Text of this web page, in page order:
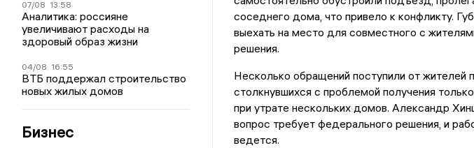
07/08 13:58
Аналитика: россияне
увеличивают расходы на
здоровый образ жизни
04/08 16:55
ВТБ поддержал строительство
новых жилых домов
Бизнес
соседнего дома, что привело к конфликту.
выехать на место для совместного с
решения.
Несколько обращений поступили от жителей
столкнувшихся с проблемой получения
при утрате нескольких домов. Александр
вопрос требует федерального решения, и
ведется.